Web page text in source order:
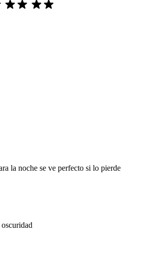
la noche se ve perfecto si lo pierde